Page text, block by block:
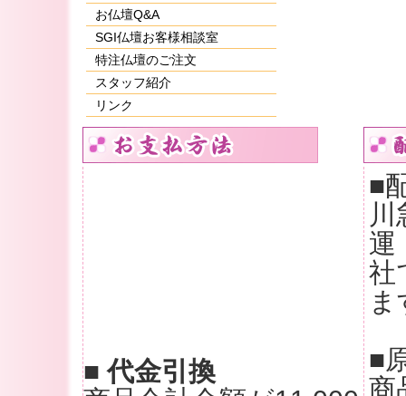
お仏壇Q&A
SGI仏壇お客様相談室
特注仏壇のご注文
スタッフ紹介
リンク
■ 代金引換
■
川
運
社
ま
■
商